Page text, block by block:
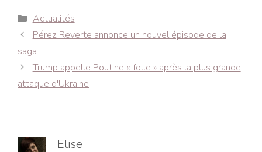
Catégories
Actualités
Navigation
des
articles
Pérez Reverte annonce un nouvel épisode de la
saga
Trump appelle Poutine « folle » après la plus grande
attaque d'Ukraine
Elise